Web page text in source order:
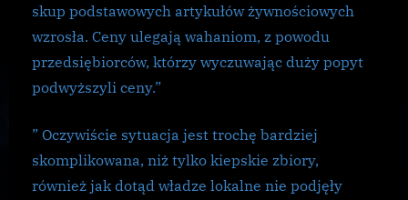
skup podstawowych artykułów żywnościowych
wzrosła. Ceny ulegają wahaniom, z powodu
przedsiębiorców, którzy wyczuwając duży popyt
podwyższyli ceny.”
” Oczywiście sytuacja jest trochę bardziej
skomplikowana, niż tylko kiepskie zbiory,
również jak dotąd władze lokalne nie podjęły